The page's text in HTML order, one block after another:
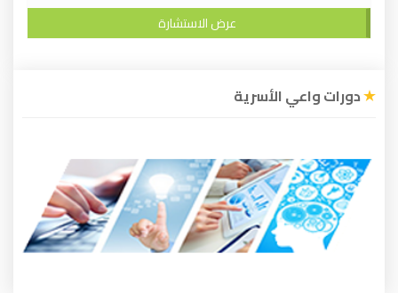
عرض الاستشارة
دورات واعي الأسرية